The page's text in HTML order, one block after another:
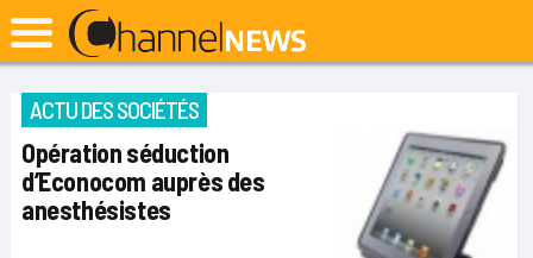
ACTU DES SOCIÉTÉS
Opération séduction
d’Econocom auprès des
anesthésistes